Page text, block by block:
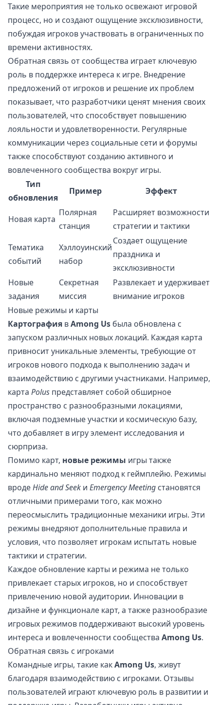
Такие мероприятия не только освежают игровой
процесс, но и создают ощущение эксклюзивности,
побуждая игроков участвовать в ограниченных по
времени активностях.
Обратная связь от сообщества играет ключевую
роль в поддержке интереса к игре. Внедрение
предложений от игроков и решение их проблем
показывает, что разработчики ценят мнения своих
пользователей, что способствует повышению
лояльности и удовлетворенности. Регулярные
коммуникации через социальные сети и форумы
также способствуют созданию активного и
вовлеченного сообщества вокруг игры.
Тип
обновления
Пример Эффект
Новая карта
Полярная
станция
Расширяет возможности
стратегии и тактики
Тематика
событий
Хэллоуинский
набор
Создает ощущение
праздника и
эксклюзивности
Новые
задания
Секретная
миссия
Развлекает и удерживает
внимание игроков
Новые режимы и карты
Картография вAmong Us была обновлена с
запуском различных новых локаций. Каждая карта
привносит уникальные элементы, требующие от
игроков нового подхода к выполнению задач и
взаимодействию с другими участниками. Например,
карта Polus представляет собой обширное
пространство с разнообразными локациями,
включая подземные участки и космическую базу,
что добавляет в игру элемент исследования и
сюрприза.
Помимо карт, новые режимы игры также
кардинально меняют подход к геймплейю. Режимы
вродеHide and Seek и Emergency Meeting становятся
отличными примерами того, как можно
переосмыслить традиционные механики игры. Эти
режимы внедряют дополнительные правила и
условия, что позволяет игрокам испытать новые
тактики и стратегии.
Каждое обновление карты и режима не только
привлекает старых игроков, но и способствует
привлечению новой аудитории. Инновации в
дизайне и функционале карт, а также разнообразие
игровых режимов поддерживают высокий уровень
интереса и вовлеченности сообщества Among Us.
Обратная связь с игроками
Командные игры, такие какAmong Us, живут
благодаря взаимодействию с игроками. Отзывы
пользователей играют ключевую роль в развитии и